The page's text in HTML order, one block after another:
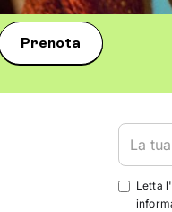
Prenota
Letta l'